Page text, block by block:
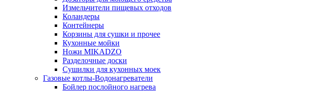
Измельчители пищевых отходов
Коландеры
Контейнеры
Корзины для сушки и прочее
Кухонные мойки
Ножи MIKADZO
Разделочные доски
Сушилки для кухонных моек
Газовые котлы-Водонагреватели
Бойлер послойного нагрева